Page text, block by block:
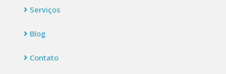
Serviços
Blog
Contato